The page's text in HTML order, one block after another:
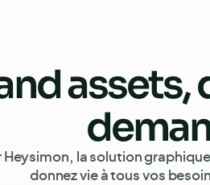
assets,
Heysimon, la solution
donnez vie à tous vos